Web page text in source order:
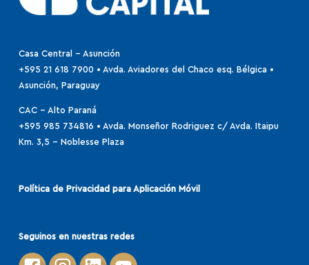
Casa Central - Asunción
+595 21 618 7900 • Avda. Aviadores del Chaco esq. Bélgica •
Asunción, Paraguay
CAC - Alto Paraná
+595 985 734816 • Avda. Monseñor Rodriguez c/ Avda. Itaipu
Km. 3,5 – Noblesse Plaza
Política de Privacidad para Aplicación Móvil
Seguinos en nuestras redes